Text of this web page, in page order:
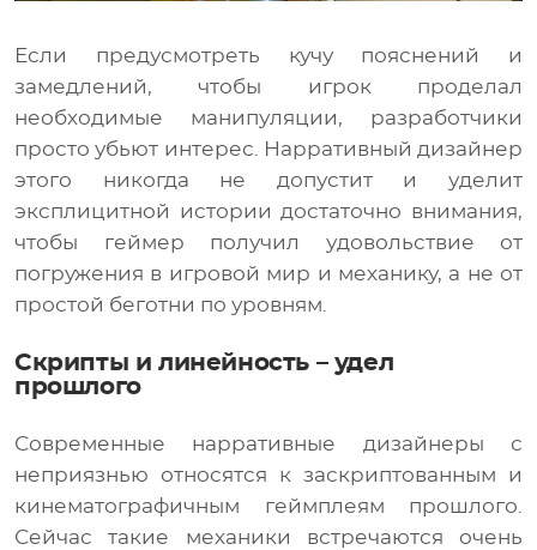
Если предусмотреть кучу пояснений и
замедлений, чтобы игрок проделал
необходимые манипуляции, разработчики
просто убьют интерес. Нарративный дизайнер
этого никогда не допустит и уделит
эксплицитной истории достаточно внимания,
чтобы геймер получил удовольствие от
погружения в игровой мир и механику, а не от
простой беготни по уровням.
Скрипты и линейность – удел
прошлого
Современные нарративные дизайнеры с
неприязнью относятся к заскриптованным и
кинематографичным геймплеям прошлого.
Сейчас такие механики встречаются очень